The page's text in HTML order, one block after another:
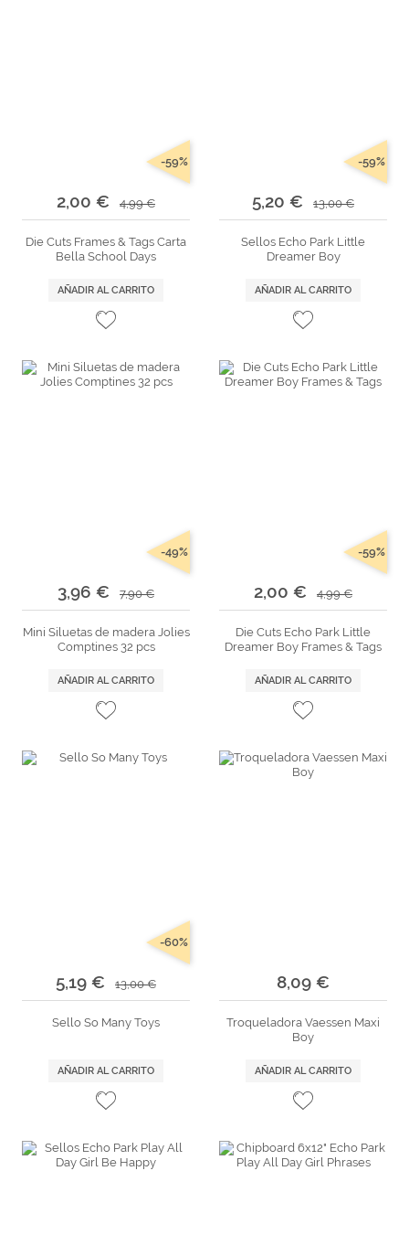
2,00 € 4,99 €
-59%
Die Cuts Frames & Tags Carta
Bella School Days
AÑADIR AL CARRITO
5,20 € 13,00 €
-59%
Sellos Echo Park Little
Dreamer Boy
AÑADIR AL CARRITO
3,96 € 7,90 €
-49%
Mini Siluetas de madera Jolies
Comptines 32 pcs
AÑADIR AL CARRITO
2,00 € 4,99 €
-59%
Die Cuts Echo Park Little
Dreamer Boy Frames & Tags
AÑADIR AL CARRITO
5,19 € 13,00 €
-60%
Sello So Many Toys
AÑADIR AL CARRITO
8,09 €
Troqueladora Vaessen Maxi
Boy
AÑADIR AL CARRITO